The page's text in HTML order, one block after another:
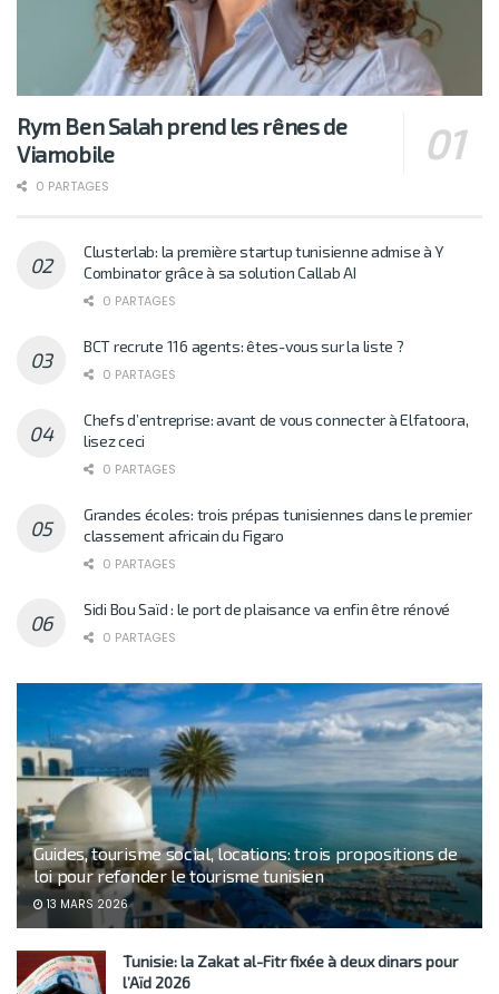
Rym Ben Salah prend les rênes de
Viamobile
0 PARTAGES
Clusterlab: la première startup tunisienne admise à Y
Combinator grâce à sa solution Callab AI
0 PARTAGES
BCT recrute 116 agents: êtes-vous sur la liste ?
0 PARTAGES
Chefs d’entreprise: avant de vous connecter à Elfatoora,
lisez ceci
0 PARTAGES
Grandes écoles: trois prépas tunisiennes dans le premier
classement africain du Figaro
0 PARTAGES
Sidi Bou Saïd : le port de plaisance va enfin être rénové
0 PARTAGES
Guides, tourisme social, locations: trois propositions de
loi pour refonder le tourisme tunisien
13 MARS 2026
Tunisie: la Zakat al-Fitr fixée à deux dinars pour
l’Aïd 2026